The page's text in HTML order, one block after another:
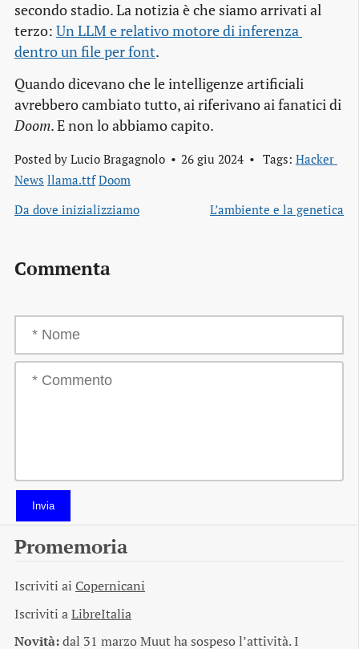
secondo stadio. La notizia è che siamo arrivati al
terzo: Un LLM e relativo motore di inferenza
dentro un file per font.
Quando dicevano che le intelligenze artificiali
avrebbero cambiato tutto, ai riferivano ai fanatici di
Doom. E non lo abbiamo capito.
Posted by Lucio Bragagnolo 26 giu 2024 Tags: Hacker
News llama.ttf Doom
Da dove inizializziamo
L’ambiente e la genetica
Commenta
Invia
Promemoria
Iscriviti ai Copernicani
Iscriviti aLibreItalia
Novità:dal 31 marzo Muut ha sospeso l’attività. I